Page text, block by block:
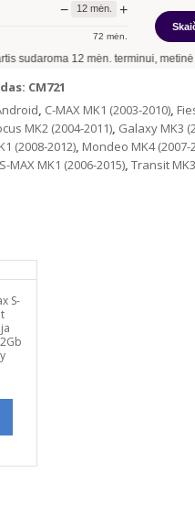
− 12mėn. +
72 mėn.
terminui, metinė palūkanų norma
CM721
, C-MAX MK1 (2003-2010),
MK2 (2004-2011), Galaxy MK3
(2008-2012), Mondeo MK4 (2007-
S-MAX MK1 (2006-2015), Transit
S-